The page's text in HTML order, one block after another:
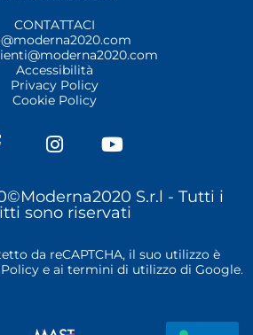
CONTATTACI
Accessibilità
Privacy Policy
Cookie Policy
n
t
a
g
a
m
o
u
b
S.r.l - Tutti i
sono riservati
da reCAPTCHA, il suo utilizzo è
e ai termini di utilizzo di Google.